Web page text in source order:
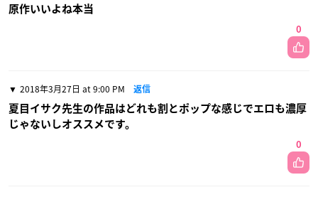
原作いいよね本当
0
2018年3月27日 at 9:00 PM 返信
夏目イサク先生の作品はどれも割とポップな感じでエロも濃厚
じゃないしオススメです。
0